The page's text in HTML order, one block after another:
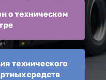
о техническом
технического
средств